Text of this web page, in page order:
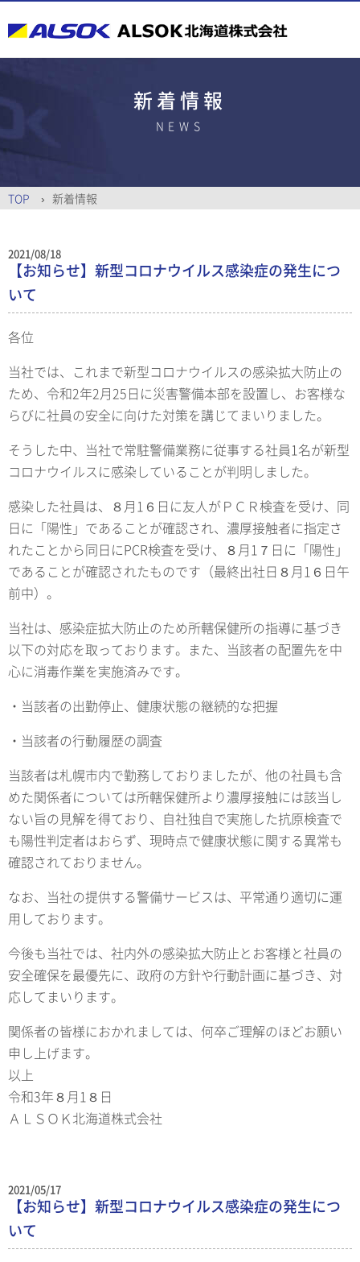
新着情報
NEWS
TOP 新着情報
2021/08/18
【お知らせ】新型コロナウイルス感染症の発生につ
いて
各位
当社では、これまで新型コロナウイルスの感染拡大防止の
ため、令和2年2月25日に災害警備本部を設置し、お客様な
らびに社員の安全に向けた対策を講じてまいりました。
そうした中、当社で常駐警備業務に従事する社員1名が新型
コロナウイルスに感染していることが判明しました。
感染した社員は、８月1６日に友人がＰＣＲ検査を受け、同
日に「陽性」であることが確認され、濃厚接触者に指定さ
れたことから同日にPCR検査を受け、８月1７日に「陽性」
であることが確認されたものです（最終出社日８月1６日午
前中）。
当社は、感染症拡大防止のため所轄保健所の指導に基づき
以下の対応を取っております。また、当該者の配置先を中
心に消毒作業を実施済みです。
・当該者の出勤停止、健康状態の継続的な把握
・当該者の行動履歴の調査
当該者は札幌市内で勤務しておりましたが、他の社員も含
めた関係者については所轄保健所より濃厚接触には該当し
ない旨の見解を得ており、自社独自で実施した抗原検査で
も陽性判定者はおらず、現時点で健康状態に関する異常も
確認されておりません。
なお、当社の提供する警備サービスは、平常通り適切に運
用しております。
今後も当社では、社内外の感染拡大防止とお客様と社員の
安全確保を最優先に、政府の方針や行動計画に基づき、対
応してまいります。
関係者の皆様におかれましては、何卒ご理解のほどお願い
申し上げます。
以上
令和3年８月1８日
ＡＬＳＯＫ北海道株式会社
2021/05/17
【お知らせ】新型コロナウイルス感染症の発生につ
いて